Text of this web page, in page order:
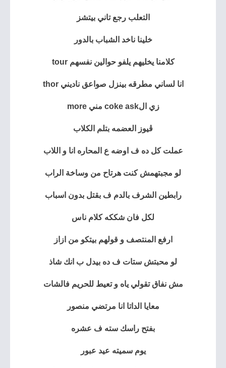
التعلب رجع تاني بيتشز
خلينا ناخد الشباب بالدور
كلامنا يخليهم يلفو حوالين نفسهم tour
انا لساني مطرقه بينزل صواعق ناديني thor
زي الcoke ask مني more
ڤيوز العضمه بتلم الكلاب
عملت كل ده ف اوضه ع المحاره انا و اللاب
لو مجبتهمش كنت هرتاح من وساخة الراب
رابطين الشرف بالدم ف بقتل بدون اسباب
لكل فان شككه كلام ناس
ارفع المنتصف و قولهم بيتكو من ازاز
لو محبتش ستات ف ده بيدل ب انك شاذ
مش نفاق تقولي ياه و تعيط للحريم فالشات
معايا الداتا انا مرتضي منصور
بفتح راسك سته ف عشره
يوم سميته عيد عبور